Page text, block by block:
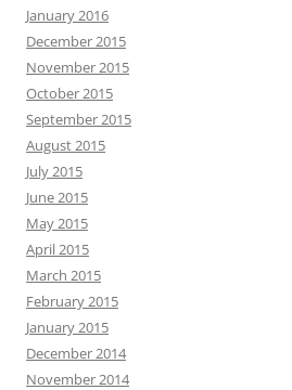
January 2016
December 2015
November 2015
October 2015
September 2015
August 2015
July 2015
June 2015
May 2015
April 2015
March 2015
February 2015
January 2015
December 2014
November 2014